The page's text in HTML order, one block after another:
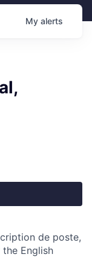
My alerts
de poste,
English